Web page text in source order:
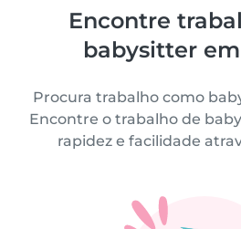
Encontre
babysitter
Procura trabalho como
Encontre o trabalho de
rapidez e facilidade